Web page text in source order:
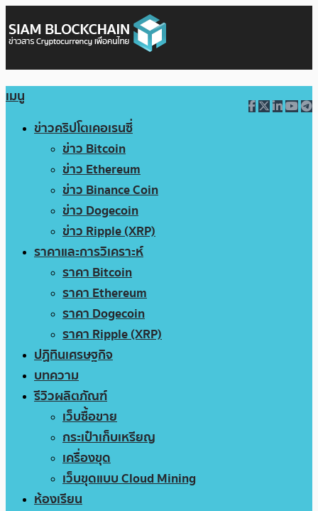
เมนู
ข่าวคริปโตเคอเรนซี่
ข่าว Bitcoin
ข่าว Ethereum
ข่าว Binance Coin
ข่าว Dogecoin
ข่าว Ripple (XRP)
ราคาและการวิเคราะห์
ราคา Bitcoin
ราคา Ethereum
ราคา Dogecoin
ราคา Ripple (XRP)
ปฏิทินเศรษฐกิจ
บทความ
รีวิวผลิตภัณฑ์
เว็บซื้อขาย
กระเป๋าเก็บเหรียญ
เครื่องขุด
เว็บขุดแบบ Cloud Mining
ห้องเรียน